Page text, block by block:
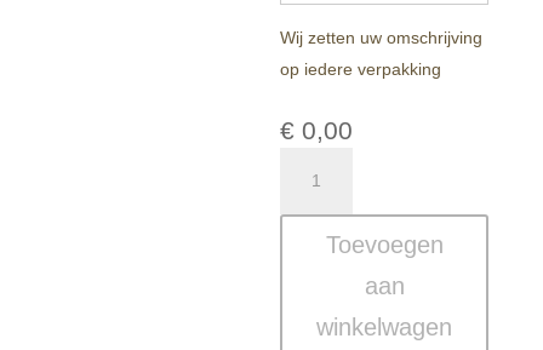
Wij zetten uw omschrijving
op iedere verpakking
€ 0,00
Gordijnen
op
aantal
Toevoegen
aan
winkelwagen